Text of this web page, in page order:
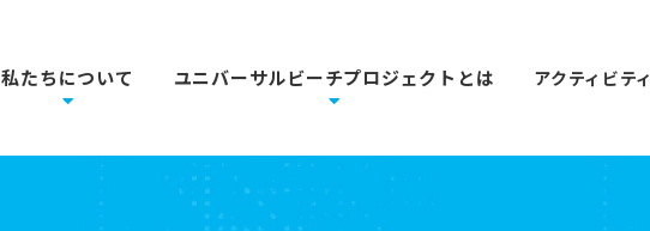
私たちについて ユニバーサルビーチプロジェクトとは アクティビティ